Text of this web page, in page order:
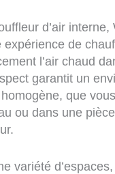
d’air interne,
expérience de
l’air chaud
garantit un
que
ou dans une
variété